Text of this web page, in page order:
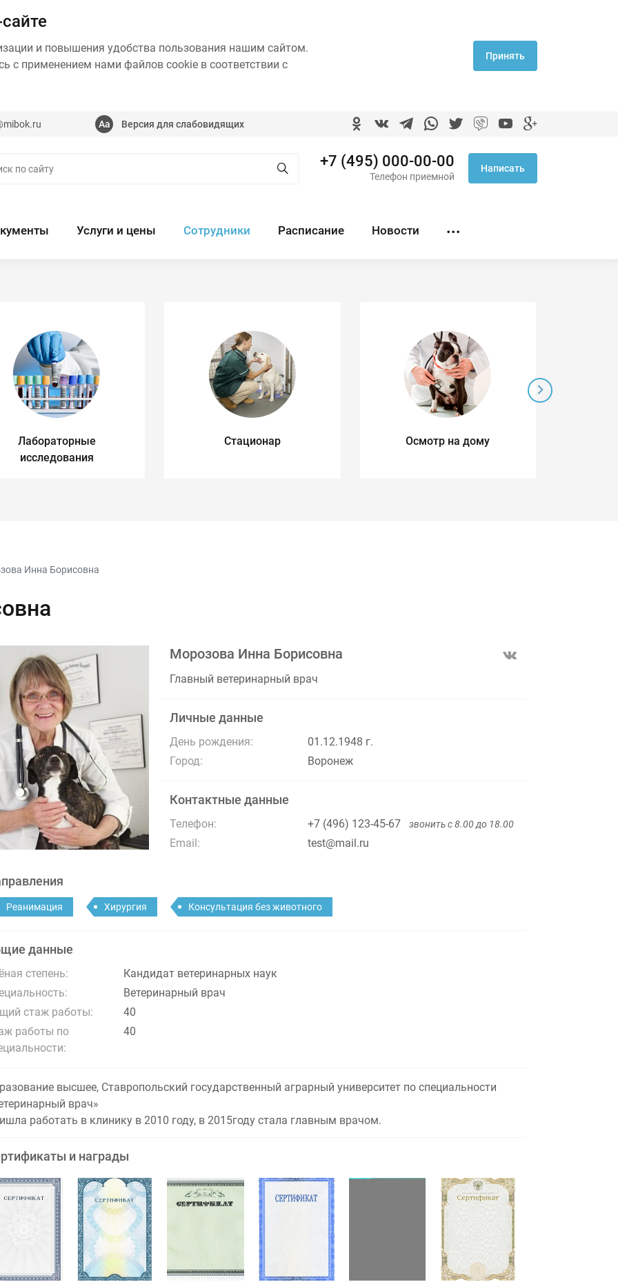
и повышения удобства пользования нашим сайтом.
с применением нами файлов cookie в соответствии с
Принять
Версия для слабовидящих
+7 (495) 000-00-00
Телефон приемной
Написать
Услуги и цены Сотрудники Расписание Новости
Лабораторные
исследования
Стационар Осмотр на дому
Инна Борисовна
Морозова Инна Борисовна
Главный ветеринарный врач
Личные данные
День рождения:
01.12.1948 г.
Город:
Воронеж
Контактные данные
Телефон: +7 (496) 123-45-67 звонить с 8.00 до 18.00
Email: test@mail.ru
Реанимация Хирургия Консультация без животного
данные
степень:
Кандидат ветеринарных наук
Ветеринарный врач
стаж работы:
40
работы по
40
высшее, Ставропольский государственный аграрный университет по специальности
врач»
работать в клинику в 2010 году, в 2015году стала главным врачом.
и награды